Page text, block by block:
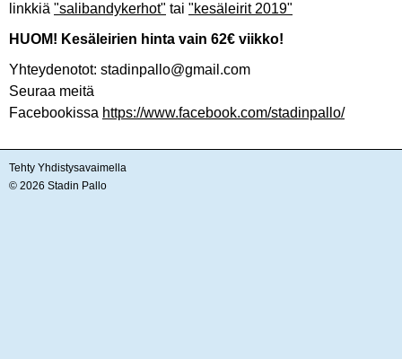
linkkiä "salibandykerhot" tai "kesäleirit 2019"
HUOM! Kesäleirien hinta vain 62€ viikko!
Yhteydenotot: stadinpallo@gmail.com
Seuraa meitä
Facebookissa https://www.facebook.com/stadinpallo/
Tehty Yhdistysavaimella
© 2026 Stadin Pallo